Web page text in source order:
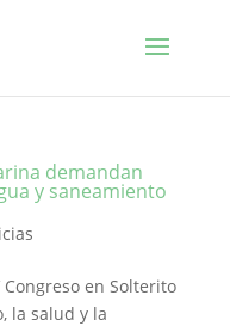
demandan
y saneamiento
Congreso en Solterito
la salud y la